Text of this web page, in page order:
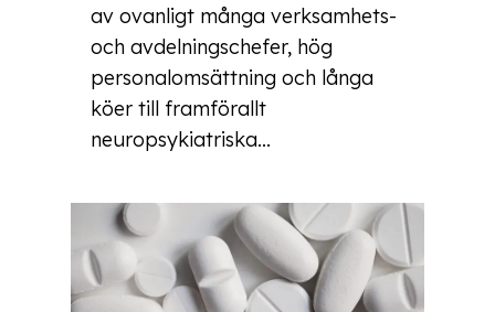
av ovanligt många verksamhets-
och avdelningschefer, hög
personalomsättning och långa
köer till framförallt
neuropsykiatriska...